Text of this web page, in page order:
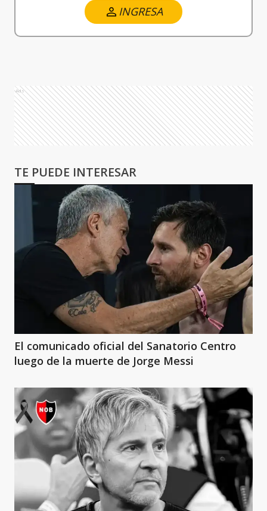
INGRESA
Ads
TE PUEDE INTERESAR
El comunicado oficial del Sanatorio Centro
luego de la muerte de Jorge Messi